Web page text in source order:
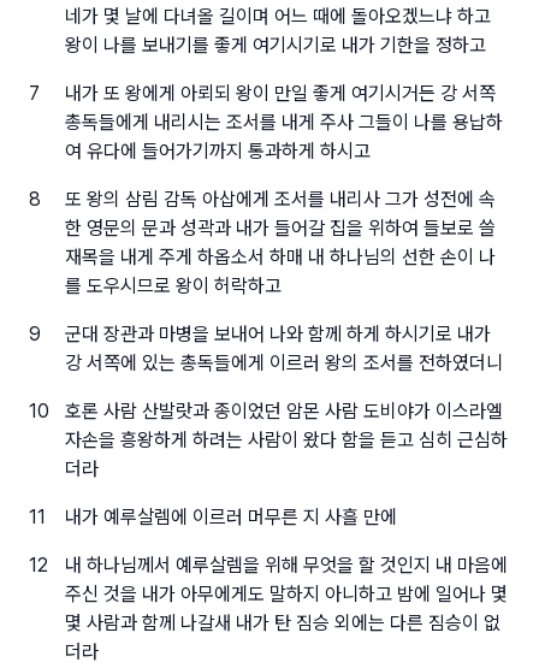
네가 몇 날에 다녀올 길이며 어느 때에 돌아오겠느냐 하고
왕이 나를 보내기를 좋게 여기시기로 내가 기한을 정하고
7
내가 또 왕에게 아뢰되 왕이 만일 좋게 여기시거든 강 서쪽
총독들에게 내리시는 조서를 내게 주사 그들이 나를 용납하
여 유다에 들어가기까지 통과하게 하시고
8
또 왕의 삼림 감독 아삽에게 조서를 내리사 그가 성전에 속
한 영문의 문과 성곽과 내가 들어갈 집을 위하여 들보로 쓸
재목을 내게 주게 하옵소서 하매 내 하나님의 선한 손이 나
를 도우시므로 왕이 허락하고
9
군대 장관과 마병을 보내어 나와 함께 하게 하시기로 내가
강 서쪽에 있는 총독들에게 이르러 왕의 조서를 전하였더니
10
호론 사람 산발랏과 종이었던 암몬 사람 도비야가 이스라엘
자손을 흥왕하게 하려는 사람이 왔다 함을 듣고 심히 근심하
더라
11 내가 예루살렘에 이르러 머무른 지 사흘 만에
12
내 하나님께서 예루살렘을 위해 무엇을 할 것인지 내 마음에
주신 것을 내가 아무에게도 말하지 아니하고 밤에 일어나 몇
몇 사람과 함께 나갈새 내가 탄 짐승 외에는 다른 짐승이 없
더라